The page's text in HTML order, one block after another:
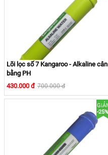
thuốc bảo
lượng clo
- Thời
Sợi PP
1
Loại bỏ
thước trên
- Thời
Lõi lọc số 7 Kangaroo - Alkaline cân
bằng PH
430.000 đ 700.000 đ
-25%